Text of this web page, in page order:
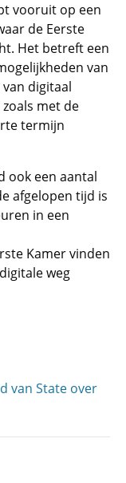
vooruit op een
de Eerste
Het betreft een
van
digitaal
met de
termijn
ook een aantal
afgelopen tijd is
in een
Kamer vinden
weg
van State over